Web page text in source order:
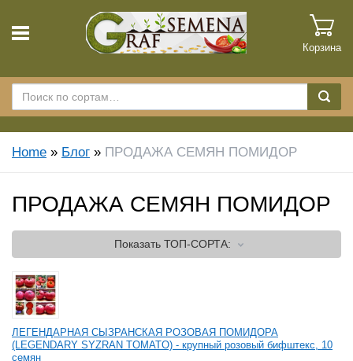
Корзина
Home » Блог » ПРОДАЖА СЕМЯН ПОМИДОР
ПРОДАЖА СЕМЯН ПОМИДОР
ПоказатьТОП-СОРТА:
ЛЕГЕНДАРНАЯ СЫЗРАНСКАЯ РОЗОВАЯ ПОМИДОРА
(LEGENDARY SYZRAN TOMATO) - крупный розовый бифштекс, 10
семян